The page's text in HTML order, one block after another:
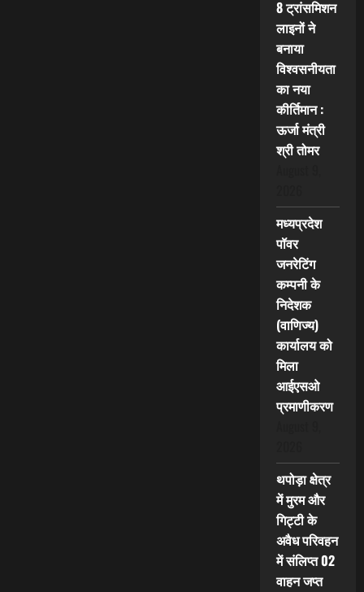
8 ट्रांसमिशन
लाइनों ने
बनाया
विश्वसनीयता
का नया
कीर्तिमान :
ऊर्जा मंत्री
श्री तोमर
मध्यप्रदेश
पॉवर
जनरेटिंग
कम्पनी के
निदेशक
(वाणिज्य)
कार्यालय को
मिला
आईएसओ
प्रमाणीकरण
थपोड़ा क्षेत्र
में मुरम और
गिट्टी के
अवैध परिवहन
में संलिप्त 02
वाहन जप्त